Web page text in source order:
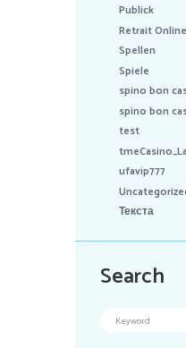
Publick
Retrait Online
Spellen
Spiele
spino bon
spino bon
test
ufavip777
Текста
Search